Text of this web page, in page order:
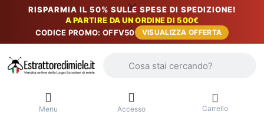
RISPARMIA IL 50% SULLE SPESE DI SPEDIZIONE!
A PARTIRE DA UN ORDINE DI 500€
CODICE PROMO: OFFV50
VISUALIZZA OFFERTA
Menu Accesso Carrello